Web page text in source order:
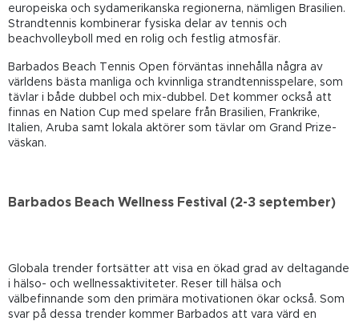
europeiska och sydamerikanska regionerna, nämligen Brasilien.
Strandtennis kombinerar fysiska delar av tennis och
beachvolleyboll med en rolig och festlig atmosfär.
Barbados Beach Tennis Open förväntas innehålla några av
världens bästa manliga och kvinnliga strandtennisspelare, som
tävlar i både dubbel och mix-dubbel. Det kommer också att
finnas en Nation Cup med spelare från Brasilien, Frankrike,
Italien, Aruba samt lokala aktörer som tävlar om Grand Prize-
väskan.
Barbados Beach Wellness Festival (2-3 september)
Globala trender fortsätter att visa en ökad grad av deltagande
i hälso- och wellnessaktiviteter. Reser till hälsa och
välbefinnande som den primära motivationen ökar också. Som
svar på dessa trender kommer Barbados att vara värd en